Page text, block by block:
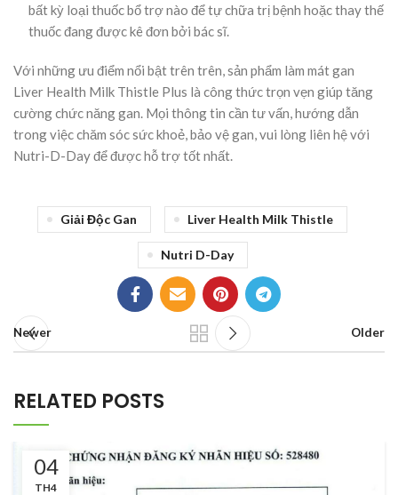
bất kỳ loại thuốc bổ trợ nào để tự chữa trị bệnh hoặc thay thế
thuốc đang được kê đơn bởi bác sĩ.
Với những ưu điểm nổi bật trên trên, sản phẩm làm mát gan
Liver Health Milk Thistle Plus là công thức trọn vẹn giúp tăng
cường chức năng gan. Mọi thông tin cần tư vấn, hướng dẫn
trong việc chăm sóc sức khoẻ, bảo vệ gan, vui lòng liên hệ với
Nutri-D-Day để được hỗ trợ tốt nhất.
Giải Độc Gan Liver Health Milk Thistle
Nutri D-Day
Newer Older
RELATED POSTS
04
TH4